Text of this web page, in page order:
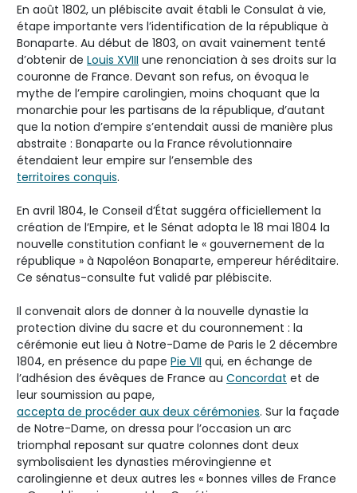
En août 1802, un plébiscite avait établi le Consulat à vie,
étape importante vers l’identification de la république à
Bonaparte. Au début de 1803, on avait vainement tenté
d’obtenir de Louis XVIII une renonciation à ses droits sur la
couronne de France. Devant son refus, on évoqua le
mythe de l’empire carolingien, moins choquant que la
monarchie pour les partisans de la république, d’autant
que la notion d’empire s’entendait aussi de manière plus
abstraite : Bonaparte ou la France révolutionnaire
étendaient leur empire sur l’ensemble des
territoires conquis.
En avril 1804, le Conseil d’État suggéra officiellement la
création de l’Empire, et le Sénat adopta le 18 mai 1804 la
nouvelle constitution confiant le « gouvernement de la
république » à Napoléon Bonaparte, empereur héréditaire.
Ce sénatus-consulte fut validé par plébiscite.
Il convenait alors de donner à la nouvelle dynastie la
protection divine du sacre et du couronnement : la
cérémonie eut lieu à Notre-Dame de Paris le 2 décembre
1804, en présence du pape Pie VII qui, en échange de
l’adhésion des évêques de France au Concordat et de
leur soumission au pape,
accepta de procéder aux deux cérémonies. Sur la façade
de Notre-Dame, on dressa pour l’occasion un arc
triomphal reposant sur quatre colonnes dont deux
symbolisaient les dynasties mérovingienne et
carolingienne et deux autres les « bonnes villes de France